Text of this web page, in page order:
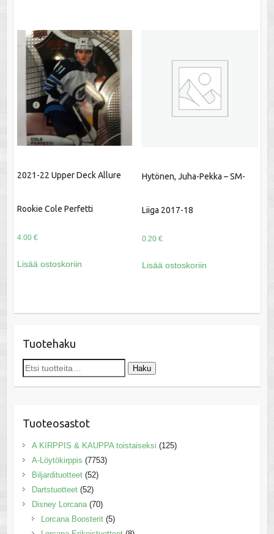
2021-22 Upper Deck Allure
Rookie Cole Perfetti
4.00 €
Lisää ostoskoriin
Hytönen, Juha-Pekka – SM-
Liiga 2017-18
0.20 €
Lisää ostoskoriin
Tuotehaku
Etsi: Haku
Tuoteosastot
A KIRPPIS & KAUPPA toistaiseksi (125)
A-Löytökirppis (7753)
Biljardituotteet (52)
Dartstuotteet (52)
Disney Lorcana (70)
Lorcana Boosterit (5)